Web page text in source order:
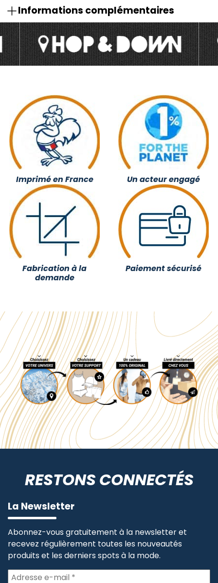
Informations complémentaires
Imprimé en France Un acteur engagé
Fabrication à la
demande
Paiement sécurisé
RESTONS CONNECTÉS
La Newsletter
Abonnez-vous gratuitement à la newsletter et
recevez régulièrement toutes les nouveautés
produits et les derniers spots à la mode.